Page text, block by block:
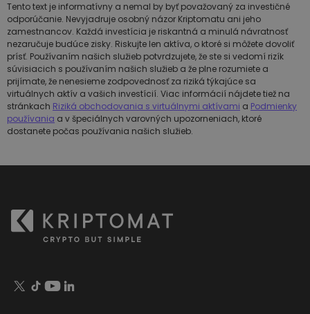
Tento text je informatívny a nemal by byť považovaný za investičné
odporúčanie. Nevyjadruje osobný názor Kriptomatu ani jeho
zamestnancov. Každá investícia je riskantná a minulá návratnosť
nezaručuje budúce zisky. Riskujte len aktíva, o ktoré si môžete dovoliť
prísť. Používaním našich služieb potvrdzujete, že ste si vedomí rizík
súvisiacich s používaním našich služieb a že plne rozumiete a
prijímate, že nenesieme zodpovednosť za riziká týkajúce sa
virtuálnych aktív a vašich investícií. Viac informácií nájdete tiež na
stránkach Riziká obchodovania s virtuálnymi aktívami a Podmienky
používania a v špeciálnych varovných upozorneniach, ktoré
dostanete počas používania našich služieb.